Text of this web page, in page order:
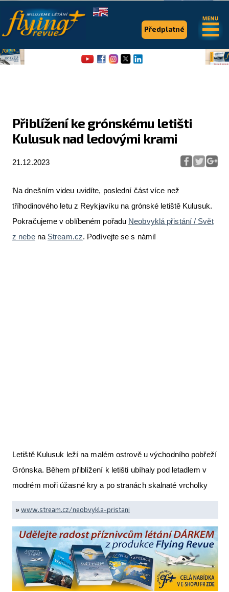
Přiblížení ke grónskému letišti
Kulusuk nad ledovými krami
21.12.2023
Na dnešním videu uvidíte, poslední část více než
tříhodinového letu z Reykjavíku na grónské letiště Kulusuk.
Pokračujeme v oblíbeném pořadu Neobvyklá přistání / Svět
z nebena Stream.cz. Podívejte se s námi!
Letiště Kulusuk leží na malém ostrově u východního pobřeží
Grónska. Během přiblížení k letišti ubíhaly pod letadlem v
modrém moři úžasné kry a po stranách skalnaté vrcholky
» www.stream.cz/neobvykla-pristani
Předplatné
.
Flying Revue
Pro piloty
Série & speciály
Letecká videa